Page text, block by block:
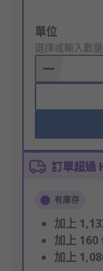
Add
to
Basket
單位
選擇或輸入數量
訂單超過
有庫存
加上
加上 160
加上